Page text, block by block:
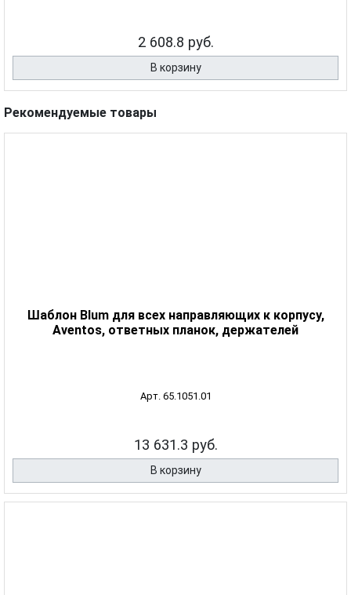
2 608.8 руб.
В корзину
Рекомендуемые товары
Шаблон Blum для всех направляющих к корпусу,
Aventos, ответных планок, держателей
Арт. 65.1051.01
13 631.3 руб.
В корзину